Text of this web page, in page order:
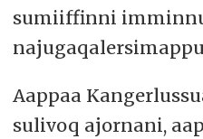
sumiiffinni
Aappaa
sulivoq ajornani,